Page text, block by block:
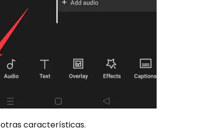
otras características.